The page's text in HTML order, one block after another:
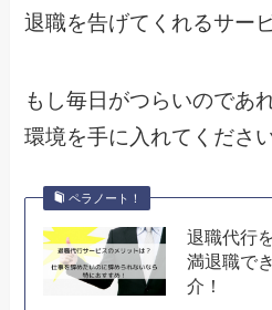
退職を告げてくれるサー
もし毎日がつらいのであ
環境を手に入れてくださ
ペラノート！
退職代行
満退職で
介！